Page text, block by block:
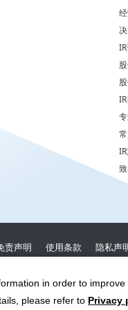
责声明 使用条款 隐私声
in order to
please refer to Privacy